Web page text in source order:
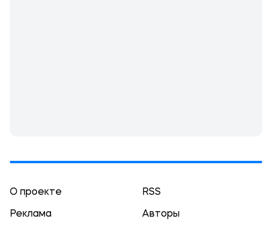
О проекте RSS
Реклама Авторы